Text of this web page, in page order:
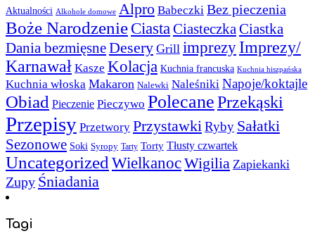
Aktualności Alkohole domowe Alpro Babeczki Bez pieczenia
Boże NarodzenieCiastaCiasteczkaCiastka
Dania bezmięsneDesery Grill imprezy Imprezy/
Karnawał Kasze Kolacja Kuchnia francuska Kuchnia hiszpańska
Kuchnia włoska Makaron Nalewki Naleśniki Napoje/koktajle
Obiad Pieczenie Pieczywo PolecanePrzekąski
Przepisy Przetwory PrzystawkiRyby Sałatki
Sezonowe Soki Syropy Tarty Torty Tłusty czwartek
UncategorizedWielkanocWigilia Zapiekanki
Zupy Śniadania
Tagi